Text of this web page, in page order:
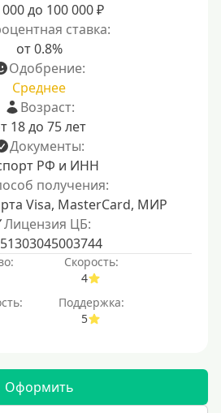
000 до 100 000 ₽
ставка:
от 0.8%
Одобрение:
Среднее
Возраст:
18 до 75 лет
Документы:
РФ и ИНН
получения:
Visa, MasterCard, МИР
Лицензия ЦБ:
Скорость:
4
Поддержка:
5
Оформить